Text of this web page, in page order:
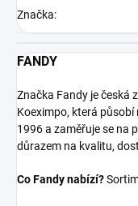
Značka:
FANDY
Značka Fandy je česká
Koeximpo, která působí
1996 a zaměřuje se na
důrazem na kvalitu,
Co Fandy nabízí?